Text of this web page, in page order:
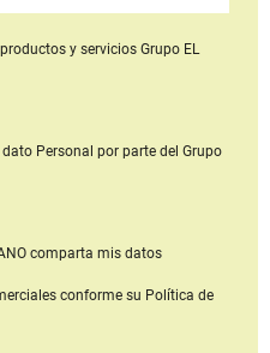
y serviciosGrupo EL
Personal por parte del Grupo
comparta mis datos
conforme su Política de